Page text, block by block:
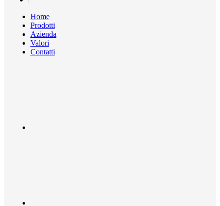
Home
Prodotti
Azienda
Valori
Contatti